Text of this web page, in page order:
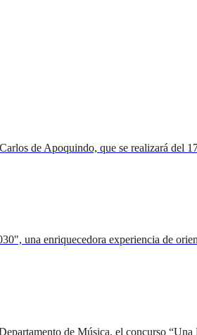
de Apoquindo, que se realizará del
una enriquecedora experiencia de
de Música, el concurso